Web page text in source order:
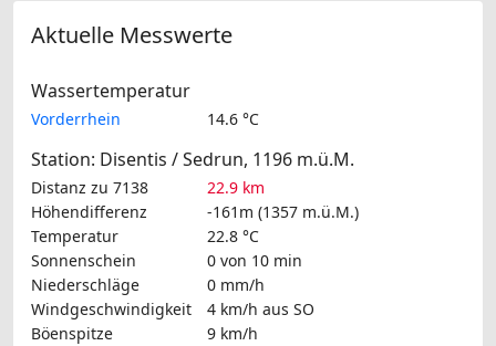
Aktuelle Messwerte
Wassertemperatur
Vorderrhein 14.6 °C
Station: Disentis / Sedrun, 1196 m.ü.M.
Distanz zu 7138
22.9 km
Höhendifferenz
-161m (1357 m.ü.M.)
Temperatur
22.8 °C
Sonnenschein
0 von 10 min
Niederschläge
0 mm/h
Windgeschwindigkeit
4 km/h aus SO
Böenspitze
9 km/h